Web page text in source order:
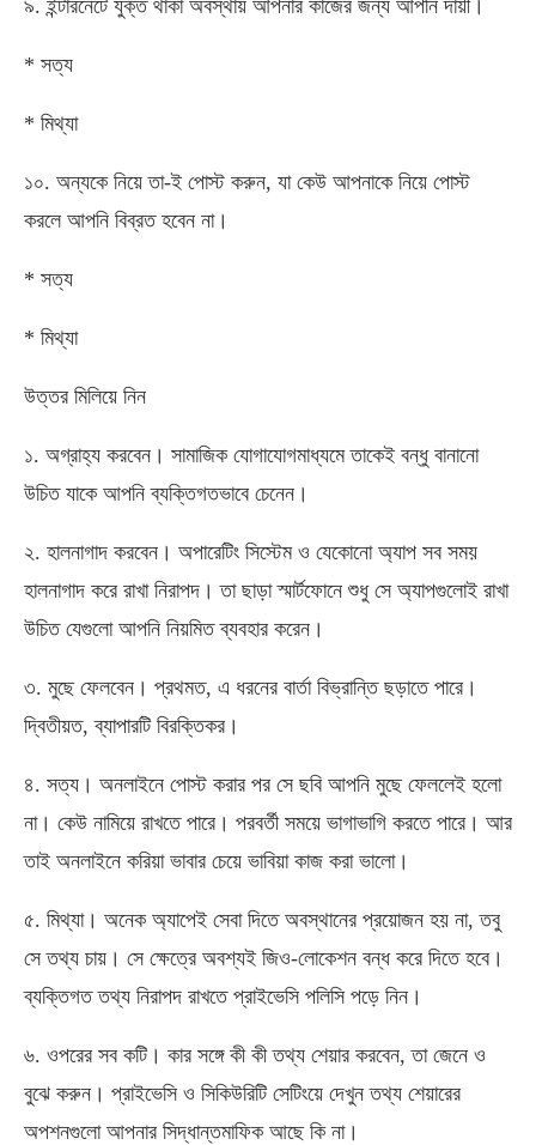
৯. ইন্টারনেটে যুক্ত থাকা অবস্থায় আপনার কাজের জন্য আপনি দায়ী।
* সত্য
* মিথ্যা
১০. অন্যকে নিয়ে তা-ই পোস্ট করুন, যা কেউ আপনাকে নিয়ে পোস্ট
করলে আপনি বিব্রত হবেন না।
* সত্য
* মিথ্যা
উত্তর মিলিয়ে নিন
১. অগ্রাহ্য করবেন। সামাজিক যোগাযোগমাধ্যমে তাকেই বন্ধু বানানো
উচিত যাকে আপনি ব্যক্তিগতভাবে চেনেন।
২. হালনাগাদ করবেন। অপারেটিং সিস্টেম ও যেকোনো অ্যাপ সব সময়
হালনাগাদ করে রাখা নিরাপদ। তা ছাড়া স্মার্টফোনে শুধু সে অ্যাপগুলোই রাখা
উচিত যেগুলো আপনি নিয়মিত ব্যবহার করেন।
৩. মুছে ফেলবেন। প্রথমত, এ ধরনের বার্তা বিভ্রান্তি ছড়াতে পারে।
দ্বিতীয়ত, ব্যাপারটি বিরক্তিকর।
৪. সত্য। অনলাইনে পোস্ট করার পর সে ছবি আপনি মুছে ফেললেই হলো
না। কেউ নামিয়ে রাখতে পারে। পরবর্তী সময়ে ভাগাভাগি করতে পারে। আর
তাই অনলাইনে করিয়া ভাবার চেয়ে ভাবিয়া কাজ করা ভালো।
৫. মিথ্যা। অনেক অ্যাপেই সেবা দিতে অবস্থানের প্রয়োজন হয় না, তবু
সে তথ্য চায়। সে ক্ষেত্রে অবশ্যই জিও-লোকেশন বন্ধ করে দিতে হবে।
ব্যক্তিগত তথ্য নিরাপদ রাখতে প্রাইভেসি পলিসি পড়ে নিন।
৬. ওপরের সব কটি। কার সঙ্গে কী কী তথ্য শেয়ার করবেন, তা জেনে ও
বুঝে করুন। প্রাইভেসি ও সিকিউরিটি সেটিংয়ে দেখুন তথ্য শেয়ারের
অপশনগুলো আপনার সিদ্ধান্তমাফিক আছে কি না।